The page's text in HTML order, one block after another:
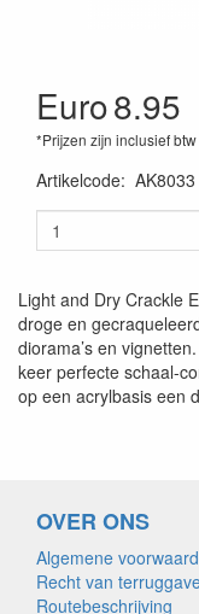
Euro8.95
*Prijzen zijn inclusief btw
Artikelcode: AK8033
Light and Dry Crackle
droge en
diorama’s en
keer perfecte schaal-
op een acrylbasis een
OVER ONS
Algemene
Recht van
Routebeschrijving